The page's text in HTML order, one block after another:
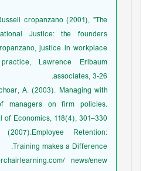
cropanzano (2001), "The
Justice: the founders
justice in workplace
Lawrence Erlbaum
associates, 3-26.
A. (2003). Managing with
managers on firm policies.
of Economics, 118(4), 301–330.
(2007).Employee Retention:
Training makes a Difference.
news/enew